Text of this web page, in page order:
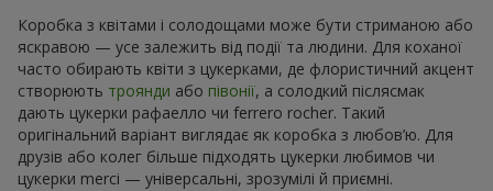
Коробка з квітами і солодощами може бути стриманою або
яскравою — усе залежить від події та людини. Для коханої
часто обирають квіти з цукерками, де флористичний акцент
створюють троянди або півонії, а солодкий післясмак
дають цукерки рафаелло чи ferrero rocher. Такий
оригінальний варіант виглядає як коробка з любов’ю. Для
друзів або колег більше підходять цукерки любимов чи
цукерки merci — універсальні, зрозумілі й приємні.